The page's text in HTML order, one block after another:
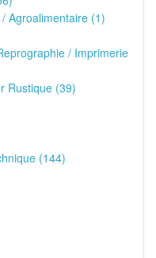
Agroalimentaire (1)
/ Imprimerie
Rustique (39)
(144)